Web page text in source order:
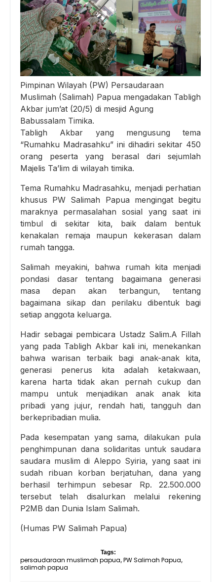
Pimpinan Wilayah (PW) Persaudaraan
Muslimah (Salimah) Papua mengadakan Tabligh
Akbar jum’at (20/5) di mesjid Agung
Babussalam Timika.
Tabligh Akbar yang mengusung tema
“Rumahku Madrasahku” ini dihadiri sekitar 450
orang peserta yang berasal dari sejumlah
Majelis Ta’lim di wilayah timika.
Tema Rumahku Madrasahku, menjadi perhatian
khusus PW Salimah Papua mengingat begitu
maraknya permasalahan sosial yang saat ini
timbul di sekitar kita, baik dalam bentuk
kenakalan remaja maupun kekerasan dalam
rumah tangga.
Salimah meyakini, bahwa rumah kita menjadi
pondasi dasar tentang bagaimana generasi
masa depan akan terbangun, tentang
bagaimana sikap dan perilaku dibentuk bagi
setiap anggota keluarga.
Hadir sebagai pembicara Ustadz Salim.A Fillah
yang pada Tabligh Akbar kali ini, menekankan
bahwa warisan terbaik bagi anak-anak kita,
generasi penerus kita adalah ketakwaan,
karena harta tidak akan pernah cukup dan
mampu untuk menjadikan anak anak kita
pribadi yang jujur, rendah hati, tangguh dan
berkepribadian mulia.
Pada kesempatan yang sama, dilakukan pula
penghimpunan dana solidaritas untuk saudara
saudara muslim di Aleppo Syiria, yang saat ini
sudah ribuan korban berjatuhan, dana yang
berhasil terhimpun sebesar Rp. 22.500.000
tersebut telah disalurkan melalui rekening
P2MB dan Dunia Islam Salimah.
(Humas PW Salimah Papua)
Tags:
persaudaraan muslimah papua, PW Salimah Papua,
salimah papua